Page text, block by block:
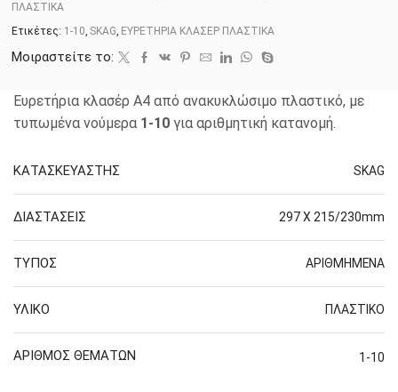
ΠΛΑΣΤΙΚΑ
Ετικέτες: 1-10, SKAG, ΕΥΡΕΤΗΡΙΑ ΚΛΑΣΕΡ ΠΛΑΣΤΙΚΑ
Μοιραστείτε το:
Ευρετήρια κλασέρ Α4 από ανακυκλώσιμο πλαστικό, με
τυπωμένα νούμερα 1-10 για αριθμητική κατανομή.
ΚΑΤΑΣΚΕΥΑΣΤΗΣ SKAG
ΔΙΑΣΤΑΣΕΙΣ 297 Χ 215/230mm
ΤΥΠΟΣ ΑΡΙΘΜΗΜΕΝΑ
ΥΛΙΚΟ ΠΛΑΣΤΙΚΟ
ΑΡΙΘΜΟΣ ΘΕΜΑΤΩΝ 1-10